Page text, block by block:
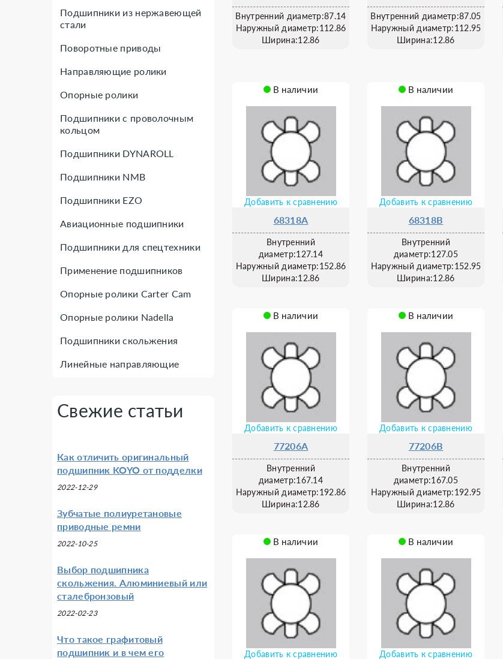
Подшипники из нержавеющей
стали
Поворотные приводы
Направляющие ролики
Опорные ролики
Подшипники с проволочным
кольцом
Подшипники DYNAROLL
Подшипники NMB
Подшипники EZO
Авиационные подшипники
Подшипники для спецтехники
Применение подшипников
Опорные ролики Carter Cam
Опорные ролики Nadella
Подшипники скольжения
Линейные направляющие
Свежие статьи
Как отличить оригинальный
подшипник KOYO от подделки
2022-12-29
Зубчатые полиуретановые
приводные ремни
2022-10-25
Выбор подшипника
скольжения. Алюминиевый или
сталебронзовый
2022-02-23
Что такое графитовый
подшипник и в чем его
Внутренний диаметр:87.14
Наружный диаметр:112.86
Ширина:12.86
Внутренний диаметр:87.05
Наружный диаметр:112.95
Ширина:12.86
В наличии
Добавить к сравнению
68318A
Внутренний
диаметр:127.14
Наружный диаметр:152.86
Ширина:12.86
В наличии
Добавить к сравнению
68318B
Внутренний
диаметр:127.05
Наружный диаметр:152.95
Ширина:12.86
В наличии
Добавить к сравнению
77206A
Внутренний
диаметр:167.14
Наружный диаметр:192.86
Ширина:12.86
В наличии
Добавить к сравнению
77206B
Внутренний
диаметр:167.05
Наружный диаметр:192.95
Ширина:12.86
В наличии
Добавить к сравнению
В наличии
Добавить к сравнению